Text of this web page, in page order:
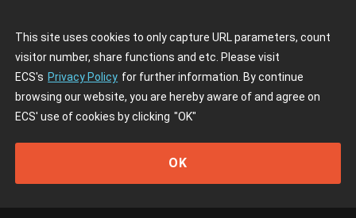
This site uses cookies to only capture URL parameters, count
visitor number, share functions and etc. Please visit
ECS's Privacy Policy for further information. By continue
browsing our website, you are hereby aware of and agree on
ECS' use of cookies by clicking "OK"
OK